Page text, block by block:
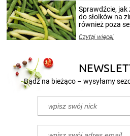
patenty, które
przetworów.
Sprawdźcie,
do słoików na
również poza
nasze
Czytaj więcej
Bądź na bieżąco – wysyłamy